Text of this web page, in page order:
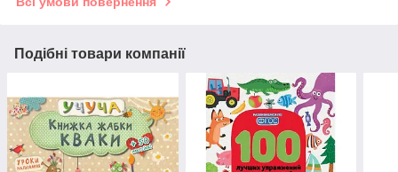
Подібні товари компанії